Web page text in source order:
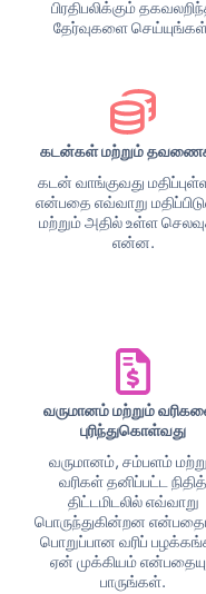
பிரதிபலிக்கும்
தேர்வுகளை
கடன்கள் மற்றும்
கடன் வாங்குவது
என்பதை எவ்வாறு
மற்றும் அதில் உள்ள
என்ன.
வருமானம் மற்றும்
புரிந்துகொள்வது
வருமானம், சம்பளம்
வரிகள் தனிப்பட்ட நிதித்
திட்டமிடலில் எவ்வாறு
பொருந்துகின்றன
பொறுப்பான வரிப்
ஏன் முக்கியம்
பாருங்கள்.